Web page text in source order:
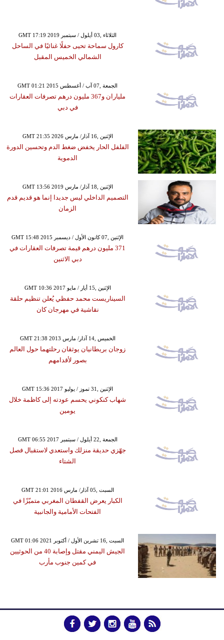
GMT 17:19 2019 الثلاثاء ,03 أيلول / سبتمبر
كارول سماحة تحيى حفلًا غنائيًا في الساحل
الشمالي الخميس المقبل
GMT 01:21 2015 الجمعة ,07 آب / أغسطس
ملياران و367 مليون درهم تصرفات العقارات
في دبي
GMT 21:35 2026 الإثنين ,16 آذار/ مارس
الفلفل الحار يخفض ضغط الدم وتحسين الدورة
الدموية
GMT 13:56 2019 الإثنين ,18 آذار/ مارس
التصميم الداخلي ليس جديدا إنما هو قديم قدم
الزمان
GMT 15:48 2015 الإثنين ,07 كانون الأول / ديسمبر
371 مليون درهم قيمة تصرفات العقارات في
دبي الاثنين
GMT 10:36 2017 الإثنين ,15 أيار / مايو
السيناريست محمد حفظي يُعلن تنظيم حلقة
نقاشية في مهرجان كان
GMT 21:38 2013 الخميس ,14 آذار/ مارس
زوجان بريطانيان يوثقان رحلتهما حول العالم
بصور لأقدامهم
GMT 15:36 2017 الإثنين ,31 تموز / يوليو
شهاب كنكوني يحسم عودته إلى كاظمة خلال
يومين
GMT 06:55 2017 الجمعة ,22 أيلول / سبتمبر
جهّزي حديقة منزلك واستعدي لاستقبال فصل
الشتاء
GMT 21:01 2016 السبت ,05 آذار/ مارس
الكبار يعرض القفطان المغربي متميّزًا في
الفتحات الأمامية والجانبية
GMT 01:06 2021 السبت ,16 تشرين الأول / أكتوبر
الجيش اليمني مقتل وإصابة 40 من الحوثيين
في كمين جنوب مأرب